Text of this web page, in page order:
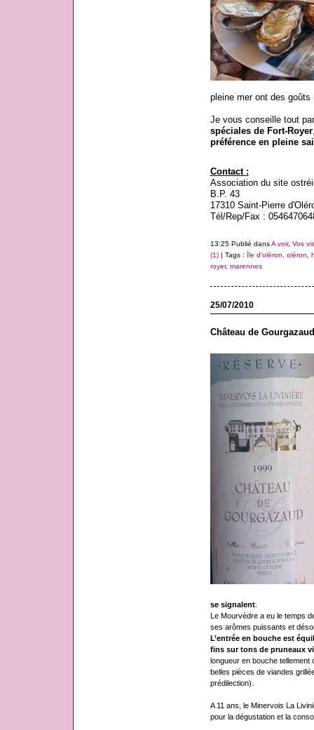
pleine mer ont des
Je vous conseille tout
spéciales de Fort-Royer
préférence en pleine
Contact :
Association du site
B.P. 43
17310 Saint-Pierre
Tél/Rep/Fax :
13:25 Publié dansA voir, Vos
(1)| Tags : île d'oléron oléron
royer, marennes
25/07/2010
Château de
se signalent.
Le Mourvèdre a eu le temps
ses arômes puissants et
L’entrée en bouche est
fins sur tons de pruneaux
longueur en bouche
belles pièces de viandes
prédilection).
A 11 ans, le Minervois La
pour la dégustation et la